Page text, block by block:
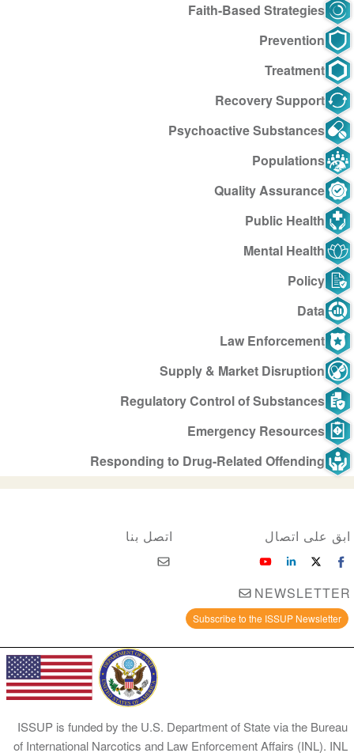
Faith-Based Strategies
Prevention
Treatment
Recovery Support
Psychoactive Substances
Populations
Quality Assurance
Public Health
Mental Health
Policy
Data
Law Enforcement
Supply & Market Disruption
Regulatory Control of Substances
Emergency Resources
Responding to Drug-Related Offending
اتصل بنا ابق على اتصال
NEWSLETTER
Subscribe to the ISSUP Newsletter
ISSUP is funded by the U.S. Department of State via the Bureau
of International Narcotics and Law Enforcement Affairs (INL). INL